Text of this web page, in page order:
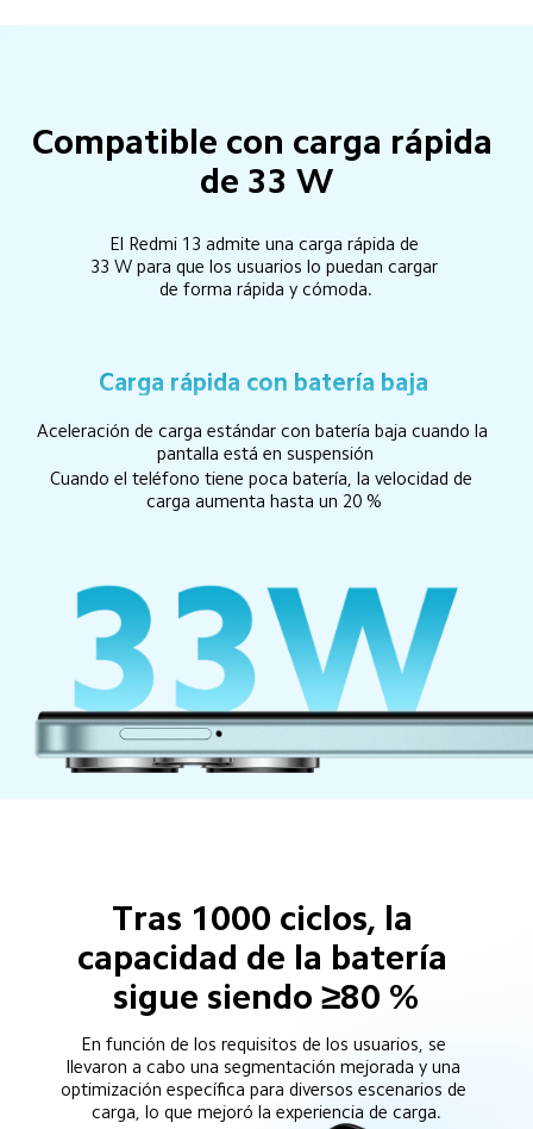
Compatible con carga rápida
de 33 W
El Redmi 13 admite una carga rápida de
33 W para que los usuarios lo puedan cargar
de forma rápida y cómoda.
Carga rápida con batería baja
Aceleración de carga estándar con batería baja cuando la
pantalla está en suspensión
Cuando el teléfono tiene poca batería, la velocidad de
carga aumenta hasta un 20 %
Tras 1000 ciclos, la
capacidad de la batería
sigue siendo ≥80 %
En función de los requisitos de los usuarios, se
llevaron a cabo una segmentación mejorada y una
optimización específica para diversos escenarios de
carga, lo que mejoró la experiencia de carga.